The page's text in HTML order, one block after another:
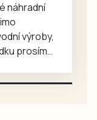
náhradní
výroby,
prosím